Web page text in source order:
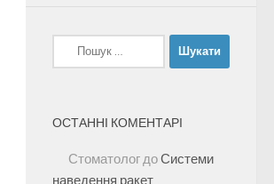
Пошук:
ОСТАННІ КОМЕНТАРІ
СтоматологдоСистеми
наведення ракет